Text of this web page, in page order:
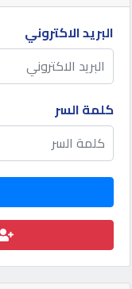
المنتدى
كيو
مزاد
كيو
نمبر
كارز
البريد الاكتروني
كلمة السر